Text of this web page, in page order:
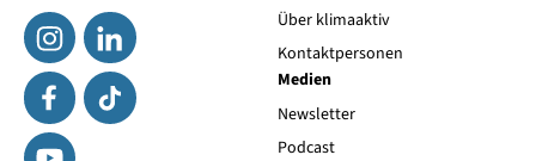
Über klimaaktiv
Kontaktpersonen
Medien
Newsletter
Podcast